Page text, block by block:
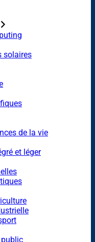
solaires
de la vie
et léger